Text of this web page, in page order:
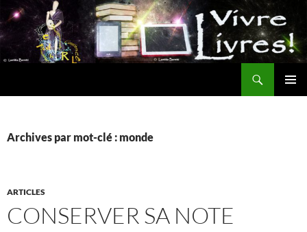
Aller
au
contenu
Archives par mot-clé : monde
ARTICLES
CONSERVER SA NOTE